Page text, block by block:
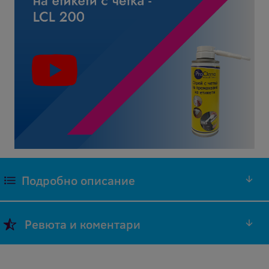
Подробно описание
Ревюта и коментари